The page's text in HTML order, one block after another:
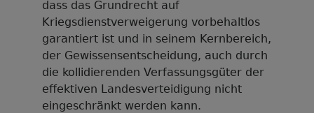
dass das Grundrecht auf
Kriegsdienstverweigerung vorbehaltlos
garantiert ist und in seinem Kernbereich,
der Gewissensentscheidung, auch durch
die kollidierenden Verfassungsgüter der
effektiven Landesverteidigung nicht
eingeschränkt werden kann.